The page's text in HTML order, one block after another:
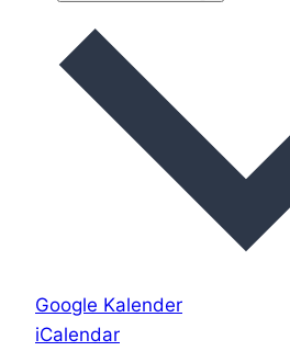
Google Kalender
iCalendar